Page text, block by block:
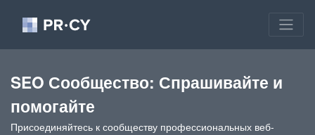
SEO Сообщество: Спрашивайте и
помогайте
Присоединяйтесь к сообществу профессиональных веб-